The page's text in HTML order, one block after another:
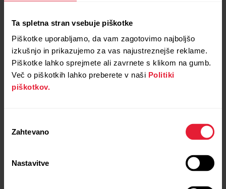
Ta spletna stran vsebuje piškotke
Piškotke uporabljamo, da vam zagotovimo najboljšo
izkušnjo in prikazujemo za vas najustreznejše reklame.
Piškotke lahko sprejmete ali zavrnete s klikom na gumb.
Več o piškotkih lahko preberete v naši Politiki
piškotkov.
soglasja
Zahtevano
Nastavitve
Črna